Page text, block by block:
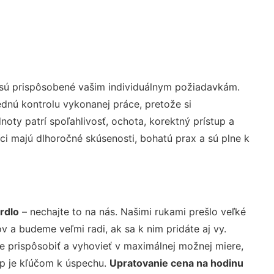
prispôsobené vašim individuálnym požiadavkám.
kontrolu vykonanej práce, pretože si
patrí spoľahlivosť, ochota, korektný prístup a
majú dlhoročné skúsenosti, bohatú prax a sú plne k
– nechajte to na nás. Našimi rukami prešlo veľké
a budeme veľmi radi, ak sa k nim pridáte aj vy.
prispôsobiť a vyhovieť v maximálnej možnej miere,
je kľúčom k úspechu. Upratovanie cena na hodinu